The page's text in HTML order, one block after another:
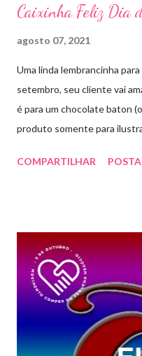
Caixinha Feliz Dia
agosto 07, 2021
Uma linda lembrancinha
setembro, seu cliente vai
é para um chocolate baton
produto somente para
e orçamentos entre em
COMPARTILHAR